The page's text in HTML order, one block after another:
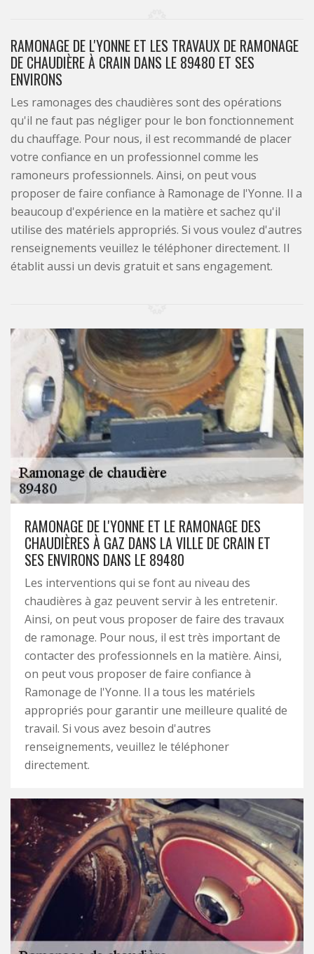
RAMONAGE DE L'YONNE ET LES TRAVAUX DE RAMONAGE
DE CHAUDIÈRE À CRAIN DANS LE 89480 ET SES
ENVIRONS
Les ramonages des chaudières sont des opérations
qu'il ne faut pas négliger pour le bon fonctionnement
du chauffage. Pour nous, il est recommandé de placer
votre confiance en un professionnel comme les
ramoneurs professionnels. Ainsi, on peut vous
proposer de faire confiance à Ramonage de l'Yonne. Il a
beaucoup d'expérience en la matière et sachez qu'il
utilise des matériels appropriés. Si vous voulez d'autres
renseignements veuillez le téléphoner directement. Il
établit aussi un devis gratuit et sans engagement.
RAMONAGE DE L'YONNE ET LE RAMONAGE DES
CHAUDIÈRES À GAZ DANS LA VILLE DE CRAIN ET
SES ENVIRONS DANS LE 89480
Les interventions qui se font au niveau des
chaudières à gaz peuvent servir à les entretenir.
Ainsi, on peut vous proposer de faire des travaux
de ramonage. Pour nous, il est très important de
contacter des professionnels en la matière. Ainsi,
on peut vous proposer de faire confiance à
Ramonage de l'Yonne. Il a tous les matériels
appropriés pour garantir une meilleure qualité de
travail. Si vous avez besoin d'autres
renseignements, veuillez le téléphoner
directement.